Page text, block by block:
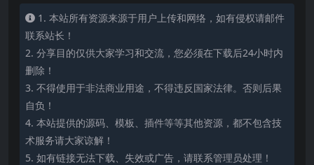
1. 本站所有资源来源于用户上传和网络，如有侵权请邮件
联系站长！
2. 分享目的仅供大家学习和交流，您必须在下载后24小时内
删除！
3. 不得使用于非法商业用途，不得违反国家法律。否则后果
自负！
4. 本站提供的源码、模板、插件等等其他资源，都不包含技
术服务请大家谅解！
5. 如有链接无法下载、失效或广告，请联系管理员处理！